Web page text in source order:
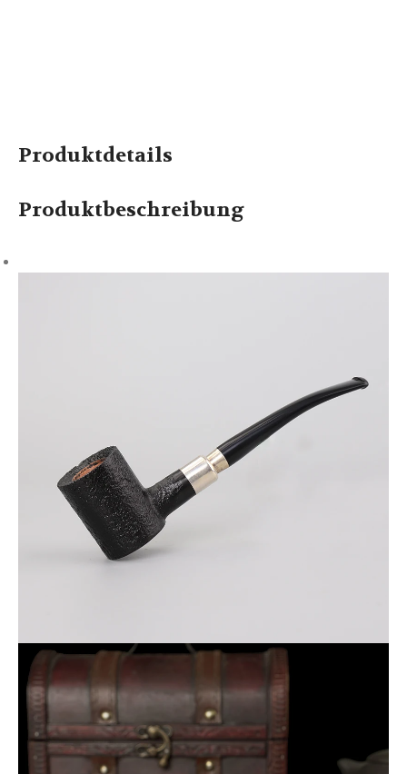
Produktdetails
Produktbeschreibung